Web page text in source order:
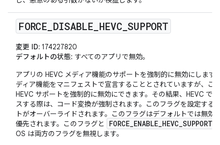
FORCE DISABLE HEVC _SUPPORT
変更 ID: 174227820
デフォルトの状態: すべてのアプリで無効。
アプリの HEVC メディア機能のサポートを強制的に無効にしま
ディア機能をマニフェストで宣言することとされていますが、こ
HEVC サポートを強制的に無効にできます。その結果、HEVC で
スする際は、コード変換が強制されます。このフラグを設定する
トがオーバーライドされます。このフラグはデフォルトでは無効
優先されます。このフラグと
FORCE_ENABLE_HEVC_SUPPORT
OS は両方のフラグを無視します。